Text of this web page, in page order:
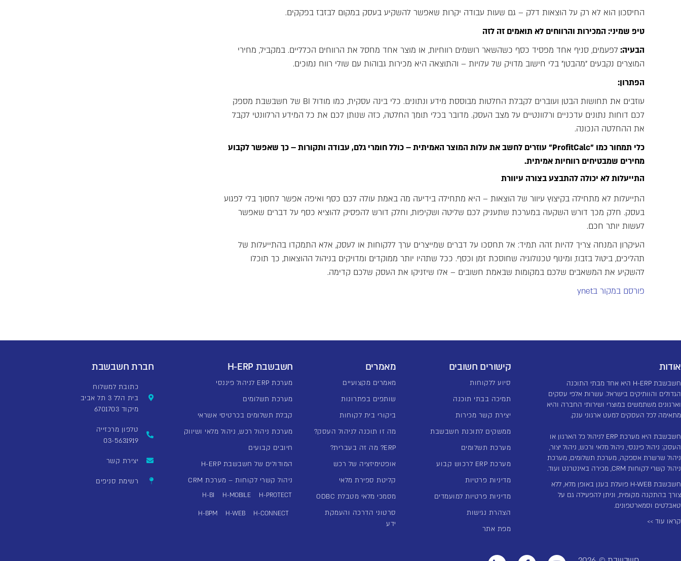
החיסכון הוא לא רק על הוצאות דלק – גם שעות עבודה יקרות שאפשר להשקיע בעסק במקום לבזבז בפקקים.
טיפ שמיני: המכירות והרווחים לא תואמים זה לזה
הבעיה: לפעמים, סניף אחד מפסיד כסף כשהשאר רושמים רווחיות, או מוצר אחד מחסל את הרווחים הכלליים. במקביל, מחירי
המוצרים נקבעים "מהבטן" בלי חישוב מדויק של עלויות – והתוצאה היא מכירות גבוהות עם שולי רווח נמוכים.
הפתרון:
עוזבים את תחושות הבטן ועוברים לקבלת החלטות מבוססת מידע ונתונים. כלי בינה עסקית, כמו מודול BI של חשבשבת מספק
לכם דוחות נתונים עדכניים ורלוונטיים על מצב העסק. מדובר בכלי תומך החלטה, כזה שנותן לכם את כל המידע הרלוונטי לקבל
את ההחלטה הנכונה.
כלי תמחור כמו "ProfitCalc" עוזרים לחשב את עלות המוצר האמיתית – כולל חומרי גלם, עבודה ותקורות – כך שאפשר לקבוע
מחירים שמבטיחים רווחיות אמיתית.
התייעלות לא יכולה להתבצע בצורה עיוורת
התייעלות לא מתחילה בקיצוץ עיוור של הוצאות – היא מתחילה בידיעה מה באמת עולה לכם כסף ואיפה אפשר לחסוך בלי לפגוע
בעסק. חלק מכך דורש השקעה במערכת שתעניק לכם שליטה ושקיפות, וחלק דורש להפסיק להוציא כסף על דברים שאפשר
לעשות יותר חכם.
העיקרון המנחה צריך להיות זהה תמיד: אל תחסכו על דברים שמייצרים ערך ללקוחות או לעסק, אלא התמקדו בהתייעלות של
תהליכים, ביטול בזבוז, ומינוף טכנולוגיה שחוסכת זמן וכסף. ככל שתהיו יותר ממוקדים ומדויקים בניהול ההוצאות, כך תוכלו
להשקיע את המשאבים שלכם במקומות שבאמת חשובים – אלו שיזניקו את העסק שלכם קדימה.
פורסם במקור בynet
אודות
חשבשבת H-ERP היא אחד מבתי התוכנה
הגדולים והוותיקים בישראל. עשרות אלפי עסקים
וארגונים משתמשים במוצרי ושירותי החברה והיא
מתאימה לכל העסקים למעט ארגוני ענק.
חשבשבת היא מערכת ERP לניהול כל הארגון או
העסק: ניהול פיננסי, ניהול מלאי ורכש, ניהול יצור,
ניהול שרשרת אספקה, מערכת תשלומים, מערכת
ניהול קשרי לקוחות CRM, מכירה באינטרנט ועוד.
חשבשבת H-WEB פועלת בענן באופן מלא, ללא
צורך בהתקנה מקומית, וניתן להפעילה גם על
טאבלטים וסמארטפונים.
קראו עוד >>
קישורים חשובים
סיוע ללקוחות
תמיכה בבתי תוכנה
יצירת קשר מכירות
ממשקים לתוכנת חשבשבת
מערכת תשלומים
מערכת ERP לרכוש קבוע
מדיניות פרטיות
מדיניות פרטיות למועמדים
הצהרת נגישות
מפת אתר
מאמרים
מאמרים מקצועיים
שותפים בפתרונות
ביקורי בית לקוחות
מה זו תוכנה לניהול העסק?
ERP? מה זה בעברית?
אופטימיזציה של רכש
קליטת ספירת מלאי
מסמכי מלאי מטבלת ODBC
סרטוני הדרכה והעמקת
ידע
חשבשבת H-ERP
מערכת ERP לניהול פיננסי
מערכת תשלומים
קבלת תשלומים בכרטיסי אשראי
מערכת ניהול רכש, ניהול מלאי ושיווק
חיובים קבועים
המודולים של חשבשבת H-ERP
ניהול קשרי לקוחות – מערכת CRM
H-PROTECT
H-MOBILE
H-BI
H-CONNECT
H-WEB
H-BPM
חברת חשבשבת
כתובת למשלוח
בית הלל 3 תל אביב
מיקוד 6701703
טלפון מרכזייה
03-5631919
יצירת קשר
רשימת סניפים